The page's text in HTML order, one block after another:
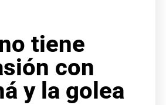
tiene
con
y la golea